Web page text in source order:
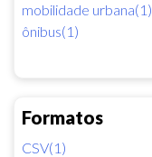
mobilidade urbana(1)
ônibus(1)
Formatos
CSV(1)